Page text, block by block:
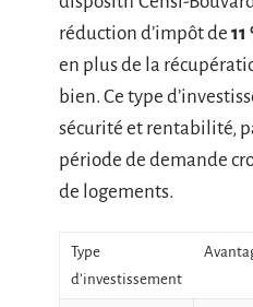
réduction d’impôt de 11
en plus de la
bien. Ce type
sécurité et rentabilité,
période de demande
de logements.
Type
d’investissement